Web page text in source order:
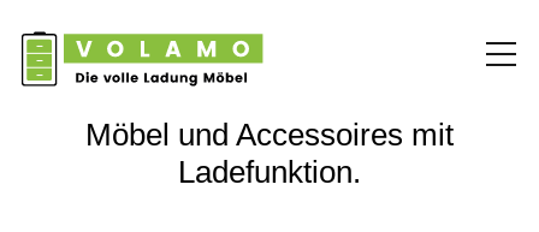
Möbel und Accessoires mit
Ladefunktion.